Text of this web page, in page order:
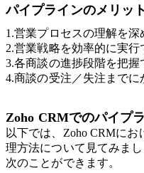
パイプラインのメリット
1.営業プロセスの理解を深
2.営業戦略を効率的に実行
3.各商談の進捗段階を把握
4.商談の受注／失注まで
Zoho CRMでのパイプ
以下では、Zoho CRMに
理方法について見てみま
次のことができます。